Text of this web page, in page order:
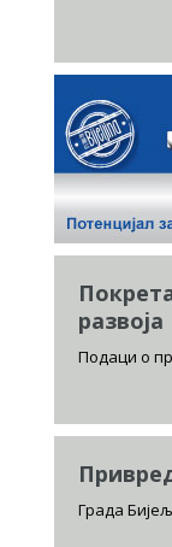
развоја
Подаци о
Града